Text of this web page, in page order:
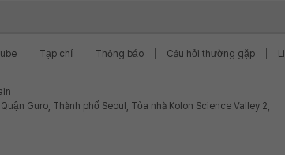
Tạp chí Thông báo Câu hỏi thường gặp
Guro, Thành phố Seoul, Tòa nhà Kolon Science Valley 2,